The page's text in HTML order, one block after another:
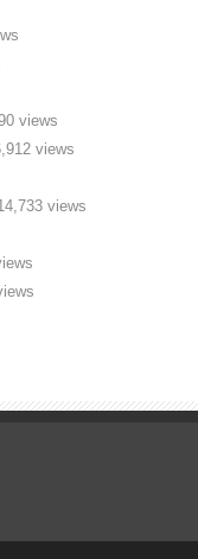
views
views
views